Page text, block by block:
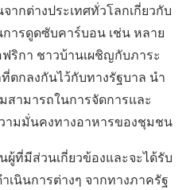
ากต่างประเทศทั่วโลกเกี่ยวกับ
ารดูดซับคาร์บอน เช่น หลาย
ริกา ชาวบ้านเผชิญกับภาระ
ตกลงกันไว้กับทางรัฐบาล นำ
ามารถในการจัดการและ
ามมั่นคงทางอาหารของชุมชน
ที่มีส่วนเกี่ยวข้องและจะได้รับ
เนินการต่างๆ จากทางภาครัฐ